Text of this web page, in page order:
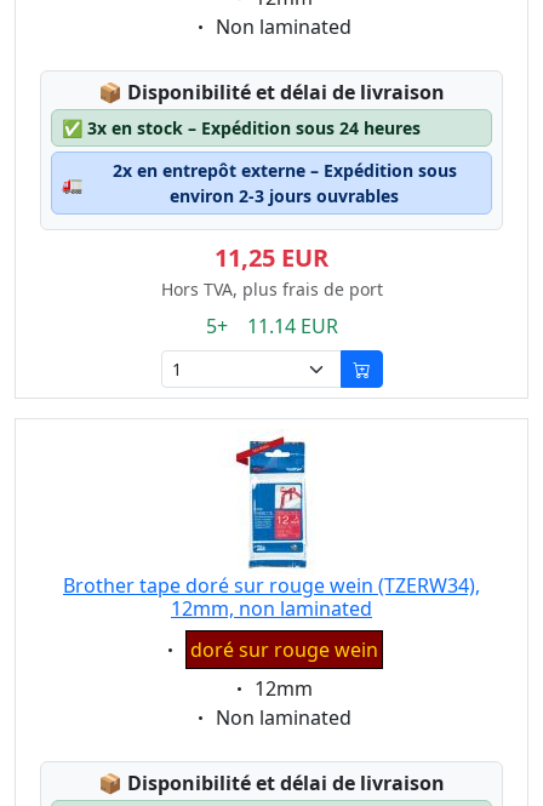
Eigenschaft:
Non laminated
📦 Lagerstatus:
Disponibilité et délai de livraison
✅ 3x en stock – Expédition sous 24 heures
🚛
2x en entrepôt externe – Expédition sous
environ 2-3 jours ouvrables
11,25 EUR
Hors TVA, plus frais de port
5+ 11.14 EUR
Brother tape doré sur rouge wein (TZERW34),
12mm, non laminated
Eigenschaft:
doré sur rouge wein
Eigenschaft:
12mm
Eigenschaft:
Non laminated
📦 Lagerstatus:
Disponibilité et délai de livraison